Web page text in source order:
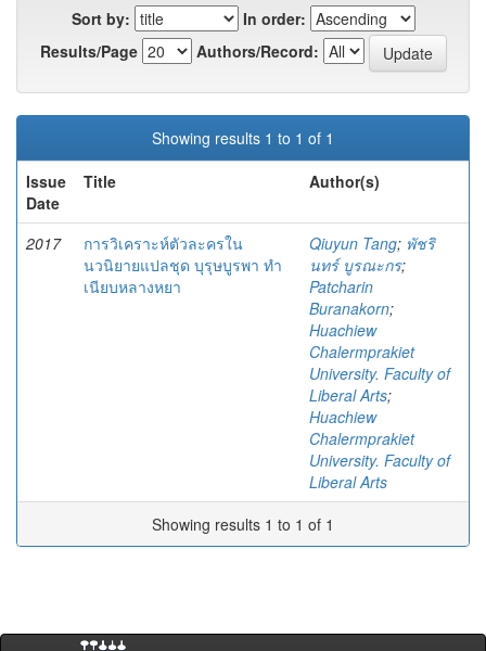
Sort by:
In order:
Results/Page
Authors/Record:
Showing results 1 to 1 of 1
Issue
Date
Title Author(s)
2017
การวิเคราะห์ตัวละครใน
นวนิยายแปลชุด บุรุษบูรพา ทำ
เนียบหลางหยา
Qiuyun Tang; พัชริ
นทร์ บูรณะกร;
Patcharin
Buranakorn;
Huachiew
Chalermprakiet
University. Faculty of
Liberal Arts;
Huachiew
Chalermprakiet
University. Faculty of
Liberal Arts
Showing results 1 to 1 of 1